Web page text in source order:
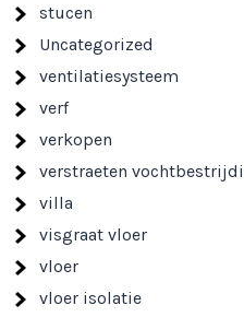
stucen
Uncategorized
ventilatiesysteem
verf
verkopen
verstraeten
villa
visgraat vloer
vloer
vloer isolatie